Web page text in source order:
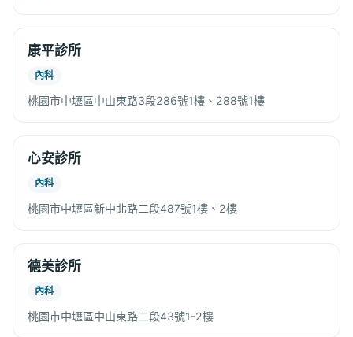
康平診所
內科
桃園市中壢區中山東路3段286號1樓、288號1樓
心安診所
內科
桃園市中壢區新中北路二段487號1樓、2樓
德美診所
內科
桃園市中壢區中山東路二段43號1-2樓